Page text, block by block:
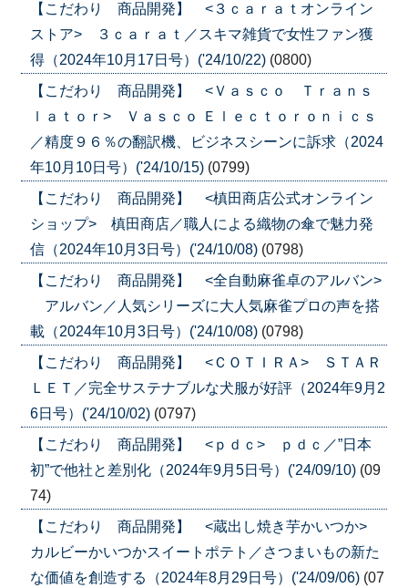
【こだわり 商品開発】 <３ｃａｒａｔオンライン
ストア> ３ｃａｒａｔ／スキマ雑貨で女性ファン獲
得（2024年10月17日号）('24/10/22) (0800)
【こだわり 商品開発】 <Ｖａｓｃｏ Ｔｒａｎｓ
ｌａｔｏｒ> Ｖａｓｃｏ Ｅｌｅｃｔｏｒｏｎｉｃｓ
／精度９６％の翻訳機、ビジネスシーンに訴求（2024
年10月10日号）('24/10/15) (0799)
【こだわり 商品開発】 <槙田商店公式オンライン
ショップ> 槙田商店／職人による織物の傘で魅力発
信（2024年10月3日号）('24/10/08) (0798)
【こだわり 商品開発】 <全自動麻雀卓のアルバン>
アルバン／人気シリーズに大人気麻雀プロの声を搭
載（2024年10月3日号）('24/10/08) (0798)
【こだわり 商品開発】 <ＣＯＴＩＲＡ> ＳＴＡＲ
ＬＥＴ／完全サステナブルな犬服が好評（2024年9月2
6日号）('24/10/02) (0797)
【こだわり 商品開発】 <ｐｄｃ> ｐｄｃ／”日本
初”で他社と差別化（2024年9月5日号）('24/09/10) (09
74)
【こだわり 商品開発】 <蔵出し焼き芋かいつか>
カルビーかいつかスイートポテト／さつまいもの新た
な価値を創造する（2024年8月29日号）('24/09/06) (07